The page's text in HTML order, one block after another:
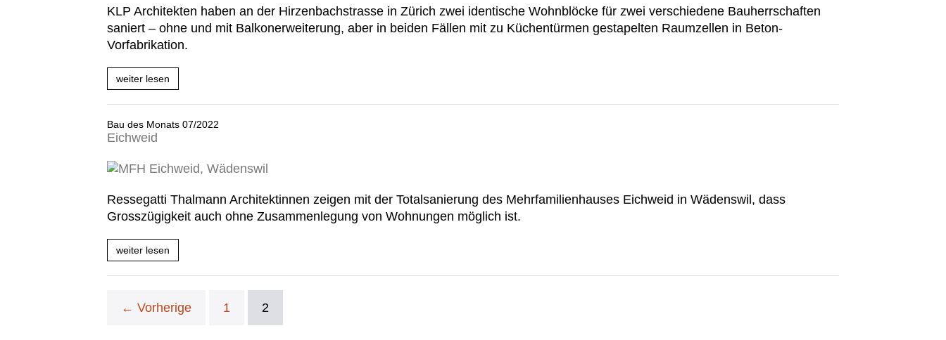
08/2022
Hirzenbach
KLP Architekten haben an der Hirzenbachstrasse in Zürich zwei identische Wohnblöcke für zwei verschiedene Bauherrschaften
saniert – ohne und mit Balkonerweiterung, aber in beiden Fällen mit zu Küchentürmen gestapelten Raumzellen in Beton-
Vorfabrikation.
weiter lesen
Bau
Monats
Hirzenbach
Bau des Monats 07/2022
Eichweid
Bau
des
07/2022
Eichweid
Ressegatti Thalmann Architektinnen zeigen mit der Totalsanierung des Mehrfamilienhauses Eichweid in Wädenswil, dass
Grosszügigkeit auch ohne Zusammenlegung von Wohnungen möglich ist.
weiter lesen
Bau
Monats
← Vorherige 1 2